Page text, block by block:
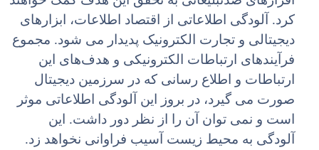
کرد. آلودگى اطلاعاتى از اقتصاد اطلاعات، ابزارهاى
دیجیتالى و تجارت الکترونیک پدیدار مى شود. مجموع
فرآیندهاى ارتباطات الکترونیکى و هدف‌هاى این
ارتباطات و اطلاع رسانى که در سرزمین دیجیتال
صورت مى گیرد، در بروز این آلودگى اطلاعاتى موثر
است و نمى توان آن را از نظر دور داشت. این
آلودگى به محیط زیست آسیب فراوانى نخواهد زد.